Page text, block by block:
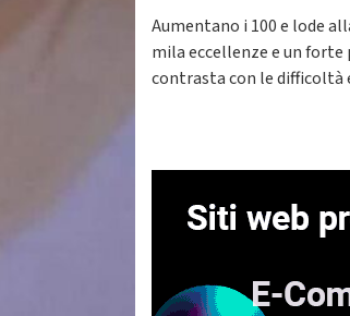
Aumentano i 100 e lode
mila eccellenze e un
contrasta con le difficoltà